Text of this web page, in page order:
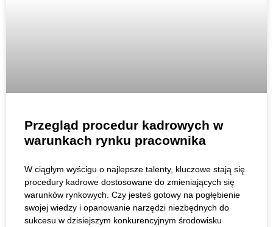
Przegląd procedur kadrowych w
warunkach rynku pracownika
W ciągłym wyścigu o najlepsze talenty, kluczowe stają się
procedury kadrowe dostosowane do zmieniających się
warunków rynkowych. Czy jesteś gotowy na pogłębienie
swojej wiedzy i opanowanie narzędzi niezbędnych do
sukcesu w dzisiejszym konkurencyjnym środowisku